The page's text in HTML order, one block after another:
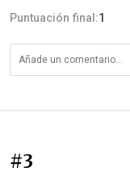
Puntuación final:1
#3